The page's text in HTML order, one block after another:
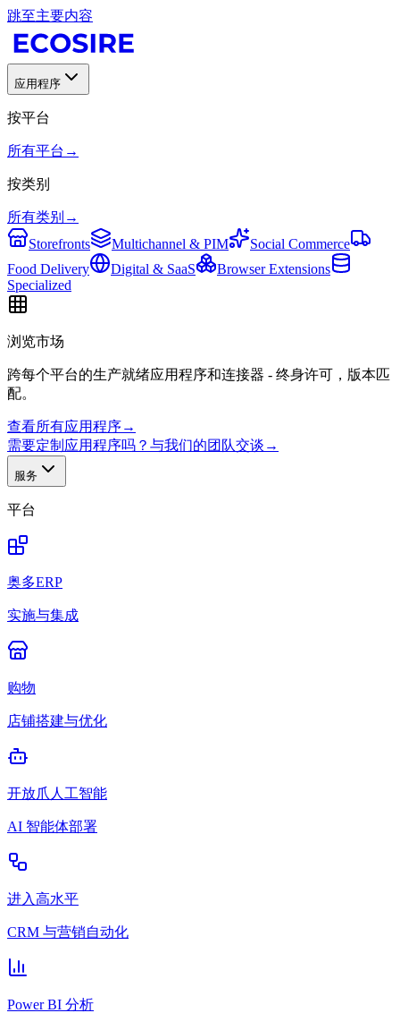
跳至主要内容
应用程序
按平台
所有平台 →
按类别
所有类别 →
Storefronts
Multichannel & PIM
Social Commerce
Food Delivery
Digital & SaaS
Browser Extensions
Specialized
浏览市场
跨每个平台的生产就绪应用程序和连接器 - 终身许可，版本匹
配。
查看所有应用程序→
需要定制应用程序吗？与我们的团队交谈 →
服务
平台
奥多ERP
实施与集成
购物
店铺搭建与优化
开放爪人工智能
AI 智能体部署
进入高水平
CRM 与营销自动化
Power BI 分析